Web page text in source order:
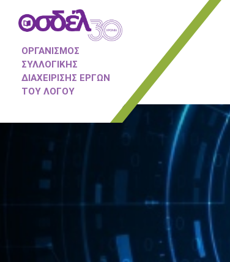
ΟΡΓΑΝΙΣΜΟΣ
ΣΥΛΛΟΓΙΚΗΣ
ΔΙΑΧΕΙΡΙΣΗΣ ΕΡΓΩΝ
ΤΟΥ ΛΟΓΟΥ